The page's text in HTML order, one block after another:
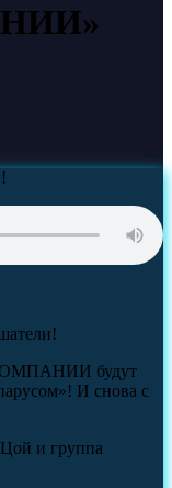
КОМПАНИИ будут
И снова с
и группа